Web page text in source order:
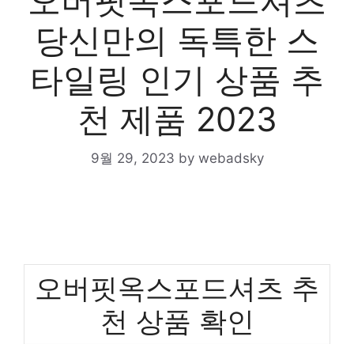
당신만의 독특한 스
타일링 인기 상품 추
천 제품 2023
9월 29, 2023 by webadsky
오버핏옥스포드셔츠 추
천 상품 확인